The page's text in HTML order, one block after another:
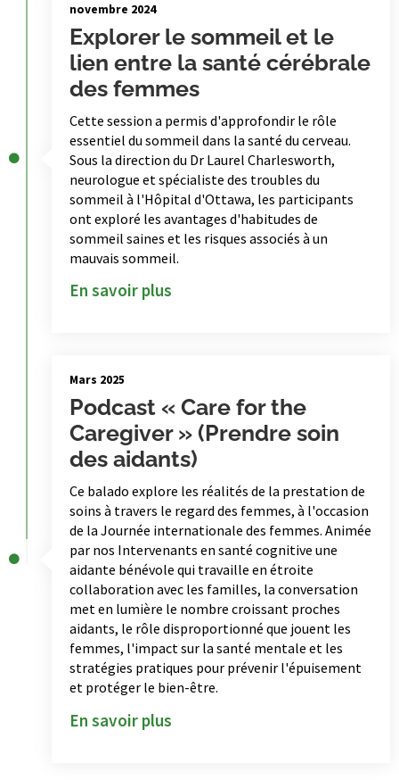
novembre 2024
Explorer le sommeil et le
lien entre la santé cérébrale
des femmes
Cette session a permis d'approfondir le rôle
essentiel du sommeil dans la santé du cerveau.
Sous la direction du Dr Laurel Charlesworth,
neurologue et spécialiste des troubles du
sommeil à l'Hôpital d'Ottawa, les participants
ont exploré les avantages d'habitudes de
sommeil saines et les risques associés à un
mauvais sommeil.
En savoir plus
Mars 2025
Podcast « Care for the
Caregiver » (Prendre soin
des aidants)
Ce balado explore les réalités de la prestation de
soins à travers le regard des femmes, à l'occasion
de la Journée internationale des femmes. Animée
par nos Intervenants en santé cognitive une
aidante bénévole qui travaille en étroite
collaboration avec les familles, la conversation
met en lumière le nombre croissant proches
aidants, le rôle disproportionné que jouent les
femmes, l'impact sur la santé mentale et les
stratégies pratiques pour prévenir l'épuisement
et protéger le bien-être.
En savoir plus